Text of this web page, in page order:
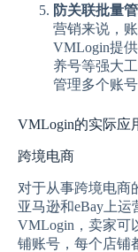
防关联批量
营销来说，
VMLogin提
养号等强大
管理多个账号
VMLogin的实际应
跨境电商
对于从事跨境电商
亚马逊和eBay上
VMLogin，卖家可
铺账号，每个店铺